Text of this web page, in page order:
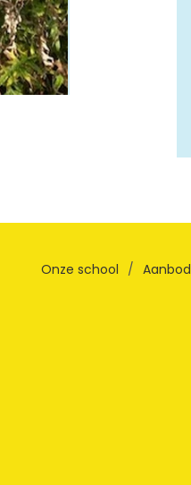
Onze school / Aanbod